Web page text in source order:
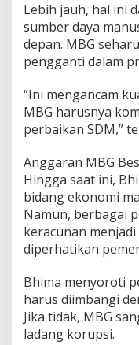
P
e
n
d
i
k
a
a
d
i
N
o
o
2
"
Lebih jauh, hal ini
sumber daya
depan. MBG
pengganti dalam
“Ini mengancam
MBG harusnya
perbaikan SDM,”
Anggaran MBG
Hingga saat ini,
bidang ekonomi
Namun, berbagai
keracunan
diperhatikan
Bhima menyoroti
harus diimbangi
Jika tidak, MBG
ladang korupsi.